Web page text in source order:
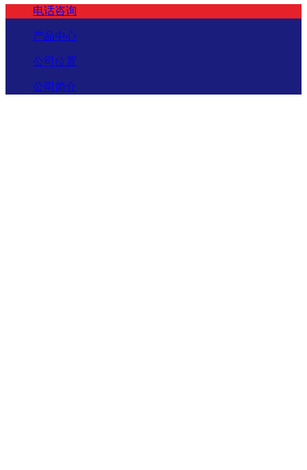
电话咨询
产品中心
公司位置
公司简介